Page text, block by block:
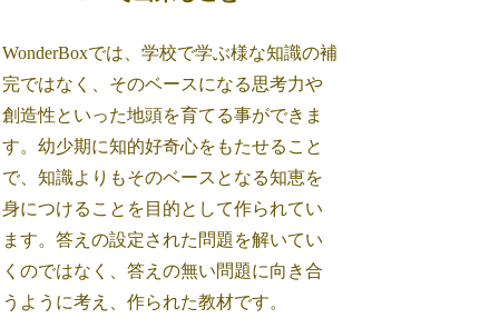
WonderBoxでは、学校で学ぶ様な知識の補
完ではなく、そのベースになる思考力や
創造性といった地頭を育てる事ができま
す。幼少期に知的好奇心をもたせること
で、知識よりもそのベースとなる知恵を
身につけることを目的として作られてい
ます。答えの設定された問題を解いてい
くのではなく、答えの無い問題に向き合
うように考え、作られた教材です。